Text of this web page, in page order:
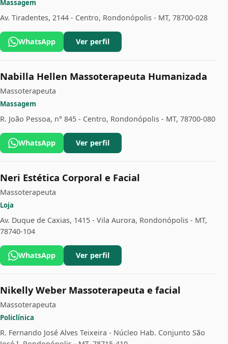
Massagem
Av. Tiradentes, 2144 - Centro, Rondonópolis - MT, 78700-028
WhatsApp Ver perfil
Nabilla Hellen Massoterapeuta Humanizada
Massoterapeuta
Massagem
R. João Pessoa, n° 845 - Centro, Rondonópolis - MT, 78700-080
WhatsApp Ver perfil
Neri Estética Corporal e Facial
Massoterapeuta
Loja
Av. Duque de Caxias, 1415 - Vila Aurora, Rondonópolis - MT,
78740-104
WhatsApp Ver perfil
Nikelly Weber Massoterapeuta e facial
Massoterapeuta
Policlínica
R. Fernando José Alves Teixeira - Núcleo Hab. Conjunto São